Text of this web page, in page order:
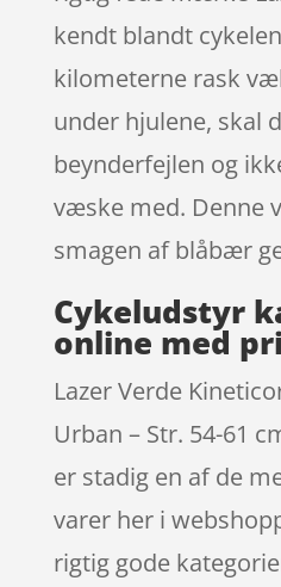
kendt blandt
kilometerne rask
under hjulene, skal
beynderfejlen og
væske med. Denne
smagen af blåbær
Cykeludstyr
online med
Lazer Verde
Urban – Str. 54-61
er stadig en af de
varer her i
rigtig gode